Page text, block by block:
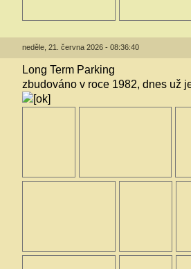
neděle, 21. června 2026 - 08:36:40
Long Term Parking
zbudováno v roce 1982, dnes už